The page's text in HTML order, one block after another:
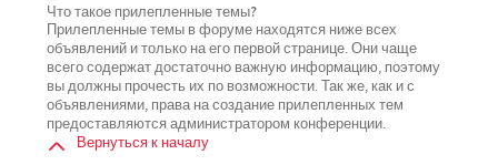
Что такое прилепленные темы?
Прилепленные темы в форуме находятся ниже всех
объявлений и только на его первой странице. Они чаще
всего содержат достаточно важную информацию, поэтому
вы должны прочесть их по возможности. Так же, как и с
объявлениями, права на создание прилепленных тем
предоставляются администратором конференции.
Вернуться к началу